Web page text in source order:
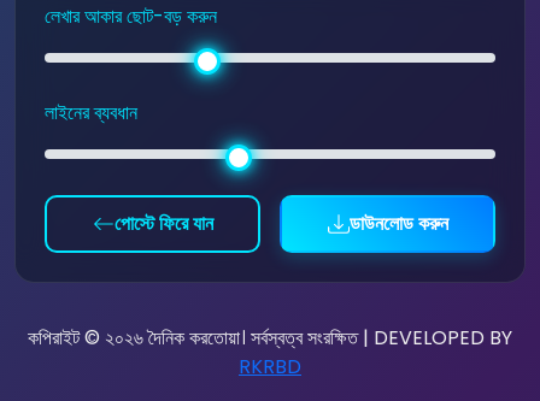
লেখার আকার ছোট-বড় করুন
লাইনের ব্যবধান
পোস্টে ফিরে যান ডাউনলোড করুন
কপিরাইট © ২০২৬ দৈনিক করতোয়া। সর্বস্বত্ব সংরক্ষিত | DEVELOPED BY
RKRBD